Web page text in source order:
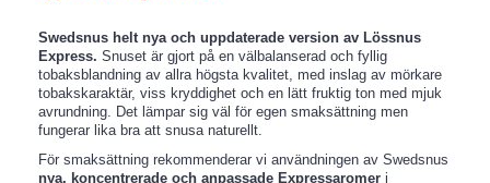
Swedsnus helt nya och uppdaterade version av Lössnus
Express. Snuset är gjort på en välbalanserad och fyllig
tobaksblandning av allra högsta kvalitet, med inslag av mörkare
tobakskaraktär, viss kryddighet och en lätt fruktig ton med mjuk
avrundning. Det lämpar sig väl för egen smaksättning men
fungerar lika bra att snusa naturellt.
För smaksättning rekommenderar vi användningen av Swedsnus
nya, koncentrerade och anpassade Expressaromer i